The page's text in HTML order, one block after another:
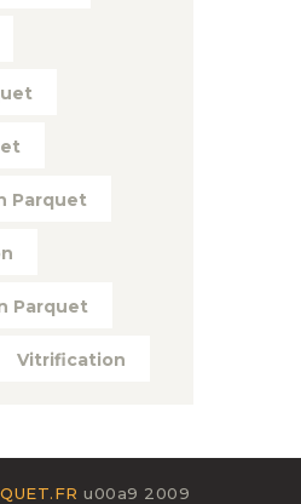
Parquet
Parquet
Vitrification
u00a9 2009